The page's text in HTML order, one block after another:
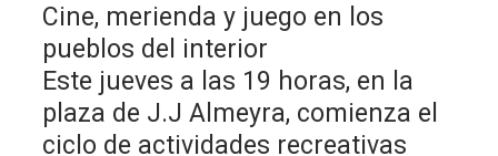
Cine, merienda y juego en los
pueblos del interior
Este jueves a las 19 horas, en la
plaza de J.J Almeyra, comienza el
ciclo de actividades recreativas